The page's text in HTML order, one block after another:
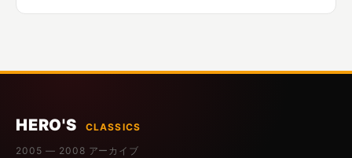
HERO'S
CLASSICS
2005 — 2008 アーカイブ